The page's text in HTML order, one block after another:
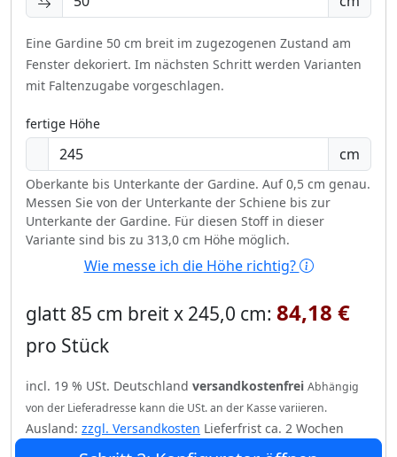
Eine Gardine 50 cm breit im zugezogenen Zustand am
Fenster dekoriert. Im nächsten Schritt werden Varianten
mit Faltenzugabe vorgeschlagen.
fertige Höhe
cm
Oberkante bis Unterkante der Gardine. Auf 0,5 cm genau.
Messen Sie von der Unterkante der Schiene bis zur
Unterkante der Gardine. Für diesen Stoff in dieser
Variante sind bis zu 313,0 cm Höhe möglich.
Wie messe ich die Höhe richtig?
glatt 85 cm breit x 245,0 cm: 84,18 €
pro Stück
incl. 19 % USt. Deutschland versandkostenfrei Abhängig
von der Lieferadresse kann die USt. an der Kasse variieren.
Ausland: zzgl. Versandkosten Lieferfrist ca. 2 Wochen